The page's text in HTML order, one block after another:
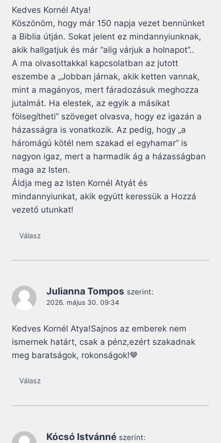
Kedves Kornél Atya!
Köszönöm, hogy már 150 napja vezet bennünket
a Biblia útján. Sokat jelent ez mindannyiunknak,
akik hallgatjuk és már “alig várjuk a holnapot”..
A ma olvasottakkal kapcsolatban az jutott
eszembe a „Jobban járnak, akik ketten vannak,
mint a magányos, mert fáradozásuk meghozza
jutalmát. Ha elestek, az egyik a másikat
fölsegítheti” szöveget olvasva, hogy ez igazán a
házasságra is vonatkozik. Az pedig, hogy „a
háromágú kötél nem szakad el egyhamar” is
nagyon igaz, mert a harmadik ág a házasságban
maga az Isten.
Áldja meg az Isten Kornél Atyát és
mindannyiunkat, akik együtt keressük a Hozzá
vezető utunkat!
Válasz
Julianna Tompos szerint:
2026. május 30. 09:34
Kedves Kornél Atya!Sajnos az emberek nem
ismernek határt, csak a pénz,ezért szakadnak
meg baratságok, rokonságok!🤎
Válasz
Kócsó Istvánné szerint: